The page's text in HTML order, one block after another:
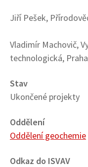
Jiří Pešek,
Vladimír Machovič,
technologická, Praha
Stav
Ukončené projekty
Oddělení
Oddělení geochemie
Odkaz do ISVAV